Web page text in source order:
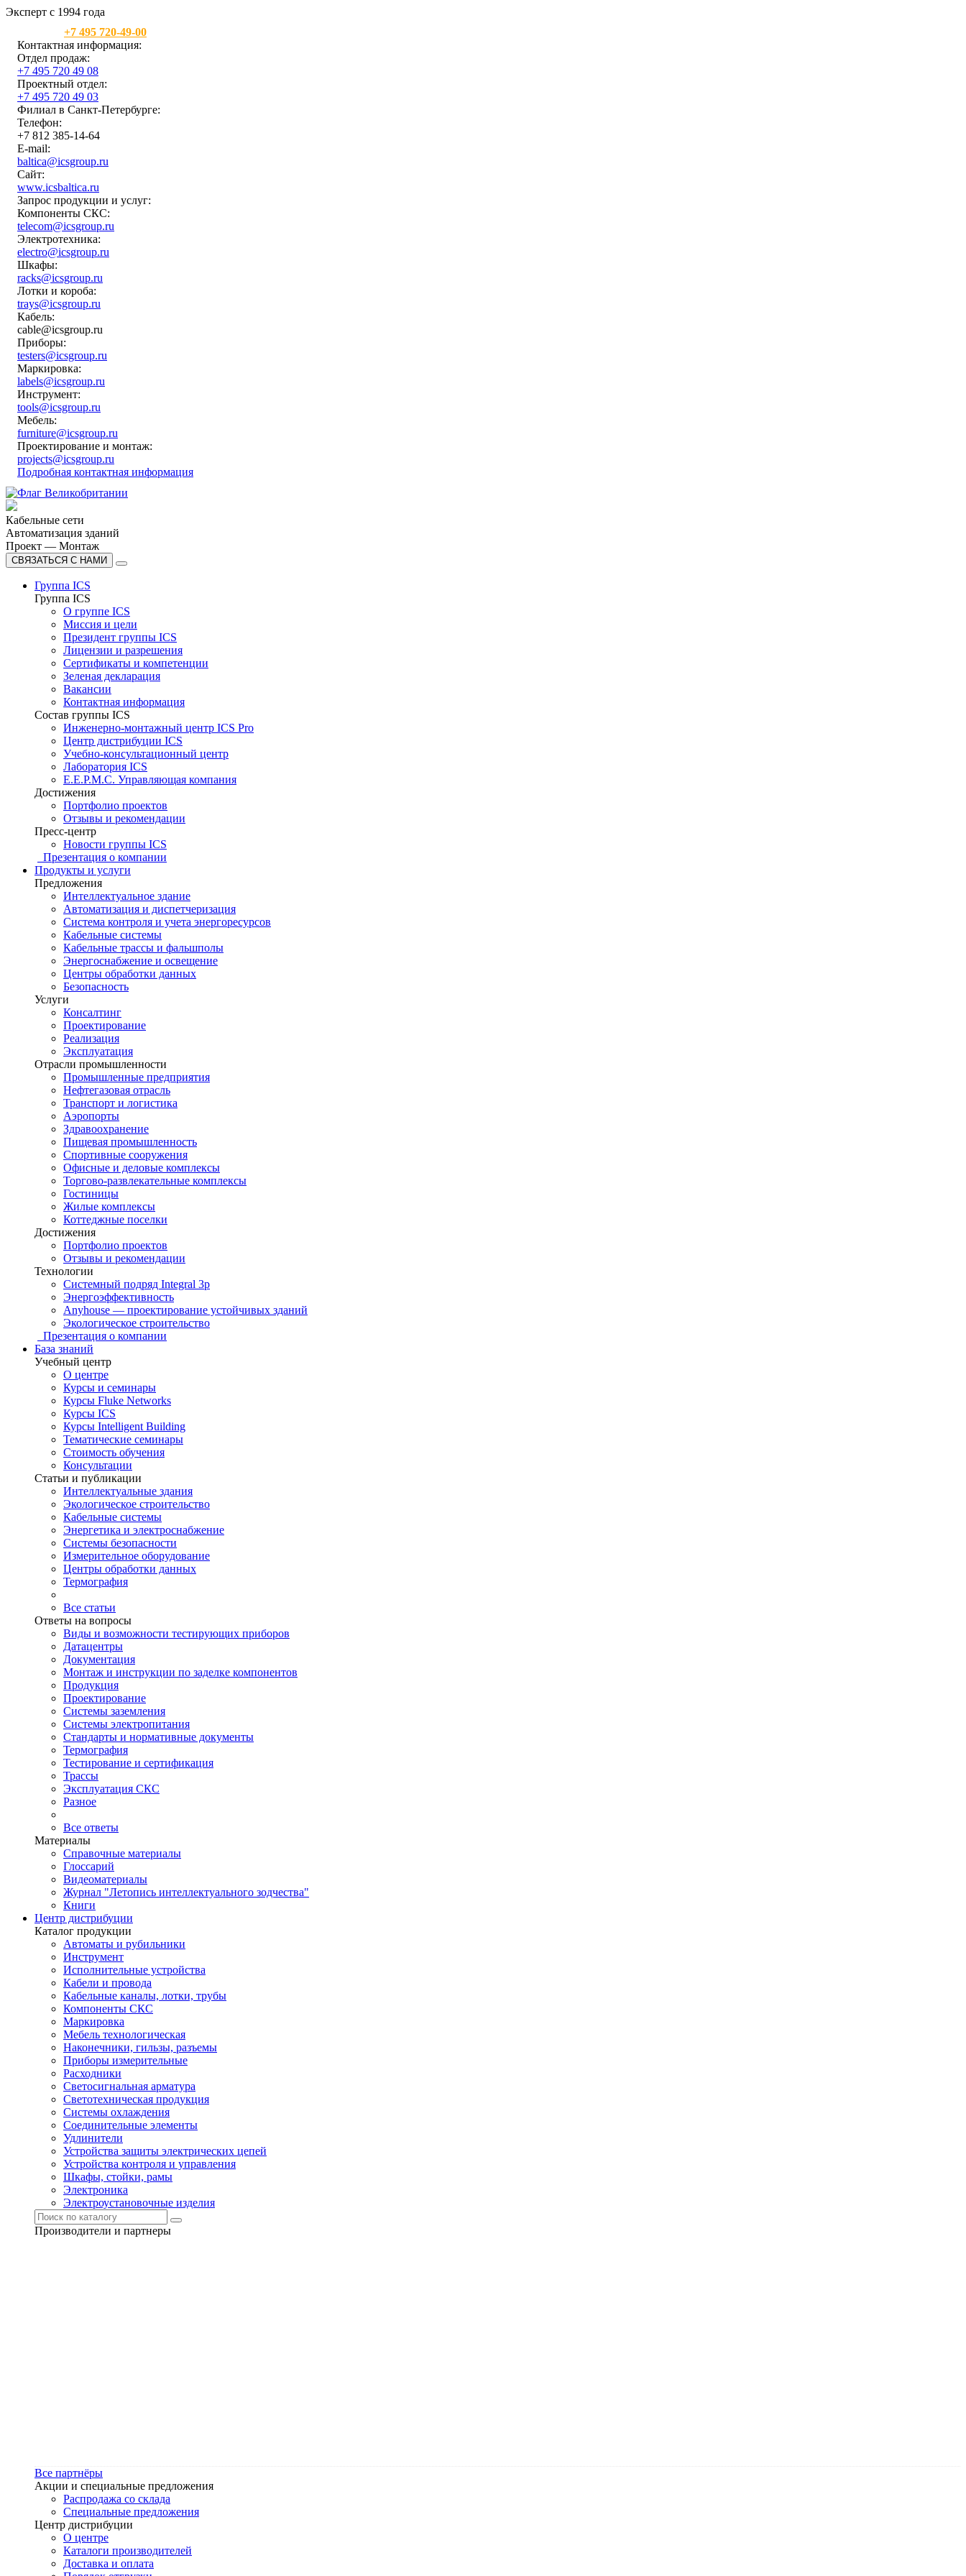
Эксперт с 1994 года
+7 495 720-49-00
Контактная информация:
Отдел продаж:
+7 495 720 49 08
Проектный отдел:
+7 495 720 49 03
Филиал в Санкт-Петербурге:
Телефон:
+7 812 385-14-64
E-mail:
baltica@icsgroup.ru
Сайт:
www.icsbaltica.ru
Запрос продукции и услуг:
Компоненты СКС:
telecom@icsgroup.ru
Электротехника:
electro@icsgroup.ru
Шкафы:
racks@icsgroup.ru
Лотки и короба:
trays@icsgroup.ru
Кабель:
cable@icsgroup.ru
Приборы:
testers@icsgroup.ru
Маркировка:
labels@icsgroup.ru
Инструмент:
tools@icsgroup.ru
Мебель:
furniture@icsgroup.ru
Проектирование и монтаж:
projects@icsgroup.ru
Подробная контактная информация
Кабельные сети
Автоматизация зданий
Проект — Монтаж
СВЯЗАТЬСЯ С НАМИ
Группа ICS
Группа ICS
О группе ICS
Миссия и цели
Президент группы ICS
Лицензии и разрешения
Сертификаты и компетенции
Зеленая декларация
Вакансии
Контактная информация
Состав группы ICS
Инженерно-монтажный центр ICS Pro
Центр дистрибуции ICS
Учебно-консультационный центр
Лаборатория ICS
E.E.P.M.C. Управляющая компания
Достижения
Портфолио проектов
Отзывы и рекомендации
Пресс-центр
Новости группы ICS
Презентация о компании
Продукты и услуги
Предложения
Интеллектуальное здание
Автоматизация и диспетчеризация
Система контроля и учета энергоресурсов
Кабельные системы
Кабельные трассы и фальшполы
Энергоснабжение и освещение
Центры обработки данных
Безопасность
Услуги
Консалтинг
Проектирование
Реализация
Эксплуатация
Отрасли промышленности
Промышленные предприятия
Нефтегазовая отрасль
Транспорт и логистика
Аэропорты
Здравоохранение
Пищевая промышленность
Спортивные сооружения
Офисные и деловые комплексы
Торгово-развлекательные комплексы
Гостиницы
Жилые комплексы
Коттеджные поселки
Достижения
Портфолио проектов
Отзывы и рекомендации
Технологии
Системный подряд Integral 3p
Энергоэффективность
Anyhouse — проектирование устойчивых зданий
Экологическое строительство
Презентация о компании
База знаний
Учебный центр
О центре
Курсы и семинары
Курсы Fluke Networks
Курсы ICS
Курсы Intelligent Building
Тематические семинары
Стоимость обучения
Консультации
Статьи и публикации
Интеллектуальные здания
Экологическое строительство
Кабельные системы
Энергетика и электроснабжение
Системы безопасности
Измерительное оборудование
Центры обработки данных
Термография
Все статьи
Ответы на вопросы
Виды и возможности тестирующих приборов
Датацентры
Документация
Монтаж и инструкции по заделке компонентов
Продукция
Проектирование
Системы заземления
Системы электропитания
Стандарты и нормативные документы
Термография
Тестирование и сертификация
Трассы
Эксплуатация СКС
Разное
Все ответы
Материалы
Справочные материалы
Глоссарий
Видеоматериалы
Журнал "Летопись интеллектуального зодчества"
Книги
Центр дистрибуции
Каталог продукции
Автоматы и рубильники
Инструмент
Исполнительные устройства
Кабели и провода
Кабельные каналы, лотки, трубы
Компоненты СКС
Маркировка
Мебель технологическая
Наконечники, гильзы, разъемы
Приборы измерительные
Расходники
Светосигнальная арматура
Светотехническая продукция
Системы охлаждения
Соединительные элементы
Удлинители
Устройства защиты электрических цепей
Устройства контроля и управления
Шкафы, стойки, рамы
Электроника
Электроустановочные изделия
Производители и партнеры
Все партнёры
Акции и специальные предложения
Распродажа со склада
Специальные предложения
Центр дистрибуции
О центре
Каталоги производителей
Доставка и оплата